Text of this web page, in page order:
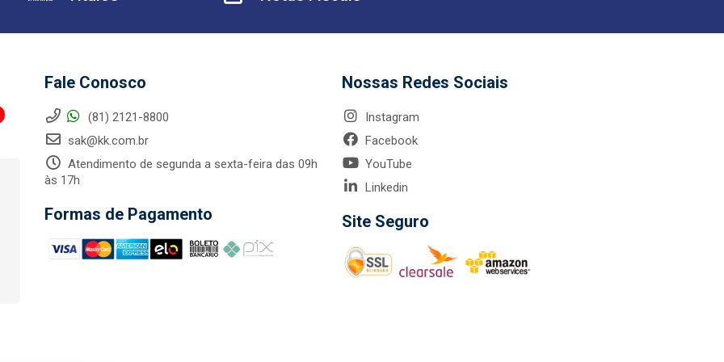
Fale Conosco
(81) 2121-8800
sak@kk.com.br
Atendimento de segunda a sexta-feira das 09h
às 17h
Formas de Pagamento
Nossas Redes Sociais
Instagram
Facebook
YouTube
Linkedin
Site Seguro